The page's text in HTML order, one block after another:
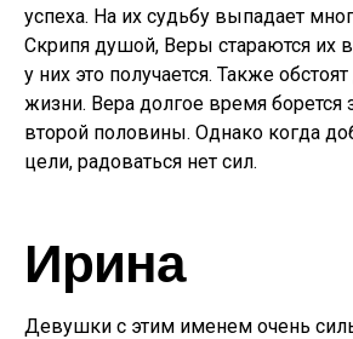
успеха. На их судьбу выпадает
Скрипя душой, Веры стараются их
у них это получается. Также
жизни. Вера долгое время борется
второй половины. Однако когда
цели, радоваться нет сил.
Ирина
Девушки с этим именем очень